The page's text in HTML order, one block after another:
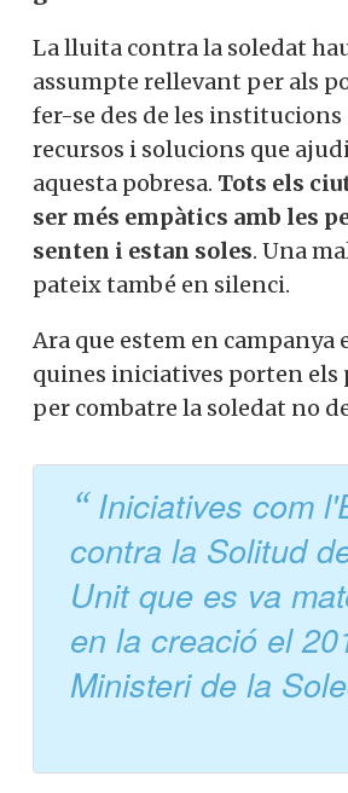
La lluita contra la soledat
assumpte rellevant per als
fer-se des de les
recursos i solucions que
aquesta pobresa. Tots els
ser més empàtics amb les
senten i estan soles. Una
pateix també en silenci.
Ara que estem en campanya
quines iniciatives porten
per combatre la soledat no
Iniciatives com
contra la Solitud
Unit que es va
en la creació el
Ministeri de la